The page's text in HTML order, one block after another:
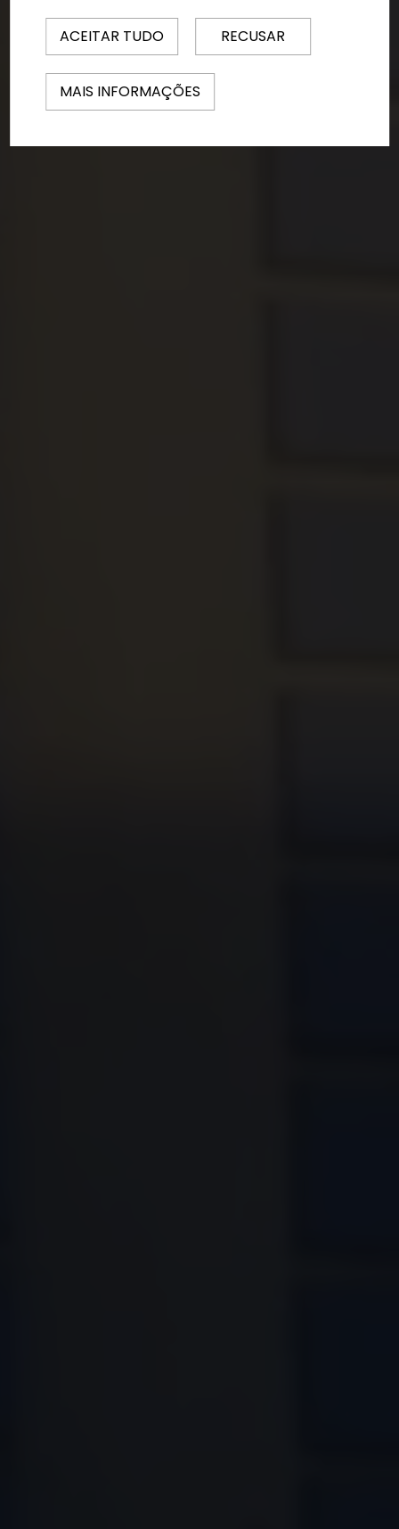
ACEITAR TUDO RECUSAR
MAIS INFORMAÇÕES